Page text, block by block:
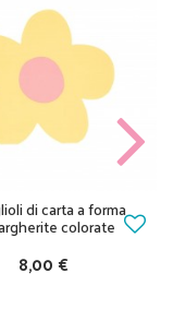
di carta a forma
colorate
8,00 €